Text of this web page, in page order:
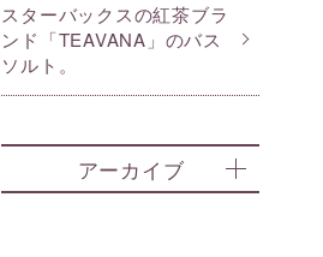
スターバックスの紅茶ブラ
ンド「TEAVANA」のバス
ソルト。
アーカイブ